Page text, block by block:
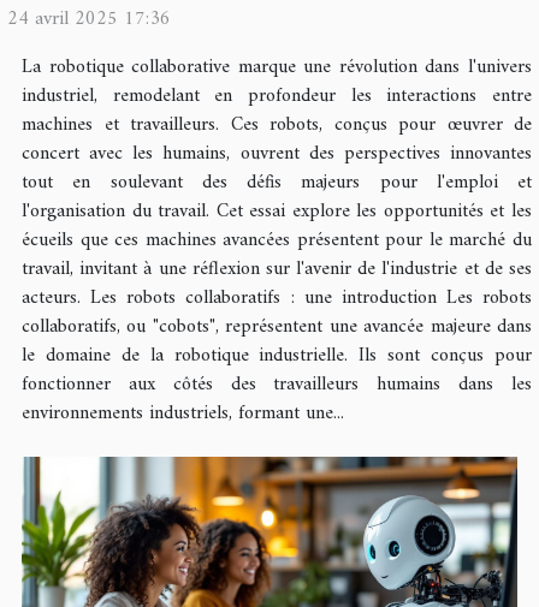
24 avril 2025 17:36
La robotique collaborative marque une révolution dans l'univers
industriel, remodelant en profondeur les interactions entre
machines et travailleurs. Ces robots, conçus pour œuvrer de
concert avec les humains, ouvrent des perspectives innovantes
tout en soulevant des défis majeurs pour l'emploi et
l'organisation du travail. Cet essai explore les opportunités et les
écueils que ces machines avancées présentent pour le marché du
travail, invitant à une réflexion sur l'avenir de l'industrie et de ses
acteurs. Les robots collaboratifs : une introduction Les robots
collaboratifs, ou "cobots", représentent une avancée majeure dans
le domaine de la robotique industrielle. Ils sont conçus pour
fonctionner aux côtés des travailleurs humains dans les
environnements industriels, formant une...